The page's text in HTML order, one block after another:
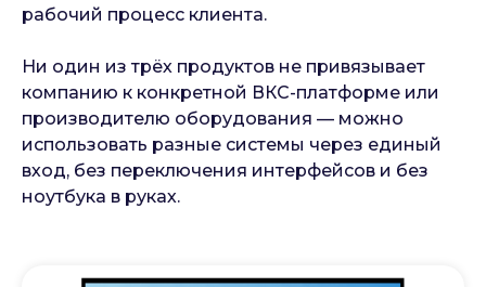
рабочий процесс клиента.
Ни один из трёх продуктов не привязывает
компанию к конкретной ВКС-платформе или
производителю оборудования — можно
использовать разные системы через единый
вход, без переключения интерфейсов и без
ноутбука в руках.